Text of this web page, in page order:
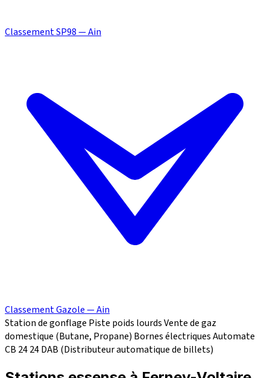
Classement SP98 — Ain
Classement Gazole — Ain
Station de gonflage Piste poids lourdsVente de gaz
domestique (Butane, Propane) Bornes électriquesAutomate
CB 2424DAB (Distributeur automatique de billets)